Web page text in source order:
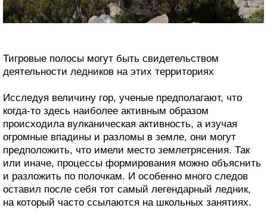
Тигровые полосы могут быть свидетельством
деятельности ледников на этих территориях
Исследуя величину гор, ученые предполагают, что
когда-то здесь наиболее активным образом
происходила вулканическая активность, а изучая
огромные впадины и разломы в земле, они могут
предположить, что имели место землетрясения. Так
или иначе, процессы формирования можно объяснить
и разложить по полочкам. И особенно много следов
оставил после себя тот самый легендарный ледник,
на который часто ссылаются на школьных занятиях.